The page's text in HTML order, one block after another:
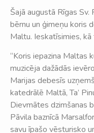
Šajā augustā Rīgas
bērnu un ģimeņu koris
Maltu. Ieskatīsimies,
“Koris iepazina Maltas
muzicēja dažādās
Marijas debesīs
katedrālē Maltā, Ta’
Dievmātes dzimšanas
Pāvila baznīcā
savu īpašo vēsturisko